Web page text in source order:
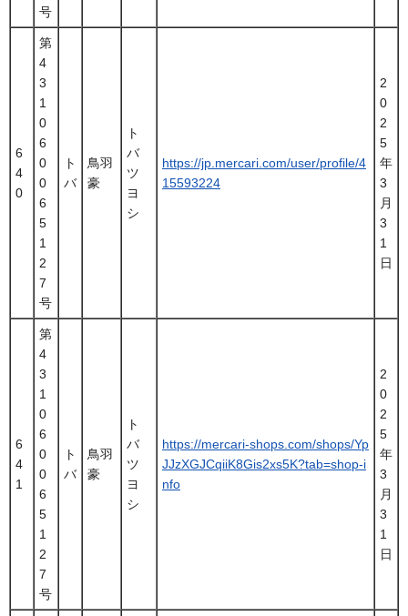
号
6
4
0
第
4
3
1
0
6
0
0
6
5
1
2
7
号
ト
バ
鳥羽
豪
ト
バ
ツ
ヨ
シ
https://jp.mercari.com/user/profile/4
15593224
2
0
2
5
年
3
月
3
1
日
6
4
1
第
4
3
1
0
6
0
0
6
5
1
2
7
号
ト
バ
鳥羽
豪
ト
バ
ツ
ヨ
シ
https://mercari-shops.com/shops/Yp
JJzXGJCqiiK8Gis2xs5K?tab=shop-i
nfo
2
0
2
5
年
3
月
3
1
日